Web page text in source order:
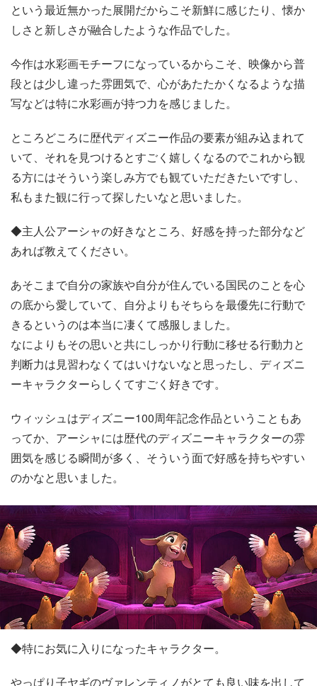
という最近無かった展開だからこそ新鮮に感じたり、懐か
しさと新しさが融合したような作品でした。
今作は水彩画モチーフになっているからこそ、映像から普
段とは少し違った雰囲気で、心があたたかくなるような描
写などは特に水彩画が持つ力を感じました。
ところどころに歴代ディズニー作品の要素が組み込まれて
いて、それを見つけるとすごく嬉しくなるのでこれから観
る方にはそういう楽しみ方でも観ていただきたいですし、
私もまた観に行って探したいなと思いました。
◆主人公アーシャの好きなところ、好感を持った部分など
あれば教えてください。
あそこまで自分の家族や自分が住んでいる国民のことを心
の底から愛していて、自分よりもそちらを最優先に行動で
きるというのは本当に凄くて感服しました。
なによりもその思いと共にしっかり行動に移せる行動力と
判断力は見習わなくてはいけないなと思ったし、ディズニ
ーキャラクターらしくてすごく好きです。
ウィッシュはディズニー100周年記念作品ということもあ
ってか、アーシャには歴代のディズニーキャラクターの雰
囲気を感じる瞬間が多く、そういう面で好感を持ちやすい
のかなと思いました。
◆特にお気に入りになったキャラクター。
やっぱり子ヤギのヴァレンティノがとても良い味を出して